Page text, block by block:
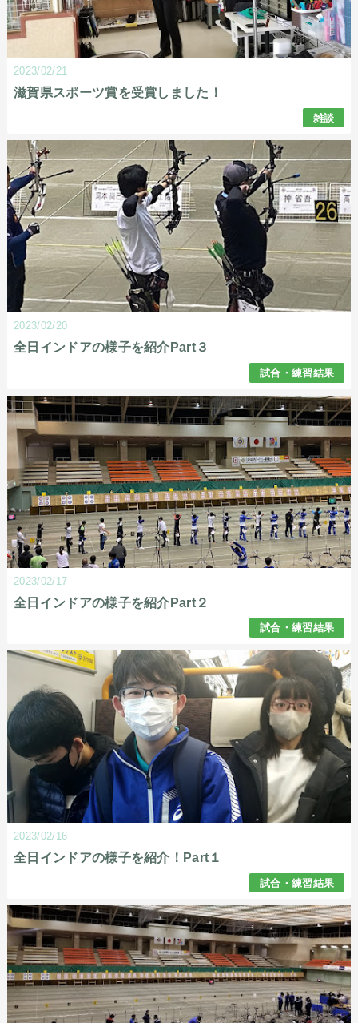
2023/02/21
滋賀県スポーツ賞を受賞しました！
雑談
2023/02/20
全日インドアの様子を紹介Part３
試合・練習結果
2023/02/17
全日インドアの様子を紹介Part２
試合・練習結果
2023/02/16
全日インドアの様子を紹介！Part１
試合・練習結果